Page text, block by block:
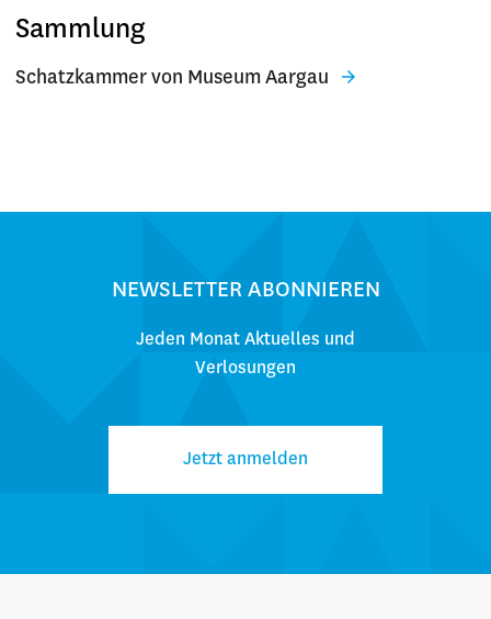
Sammlung
Schatzkammer von Museum Aargau
NEWSLETTER ABONNIEREN
Jeden Monat Aktuelles und
Verlosungen
Jetzt anmelden